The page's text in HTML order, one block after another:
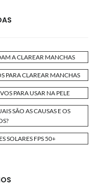
A CLAREAR MANCHAS
PARA CLAREAR MANCHAS
PARA USAR NA PELE
SÃO AS CAUSAS E OS
SOLARES FPS 50+